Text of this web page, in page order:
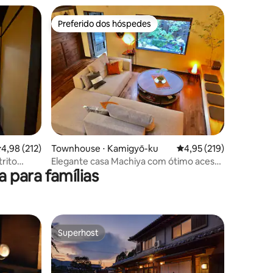
hóspedes
de uma avaliação média de 5, 212 avaliações
4,98 (212)
10-15
uma
Preferido dos hóspedes
Preferido dos hóspedes
Townhouse ⋅ Kamigyō-ku 4,95 de uma avaliação
4,95 (219)
Elegante casa Machiya com ótimo acesso
para passeios 素敵な京町家
para famílias
Superhost
Superhost